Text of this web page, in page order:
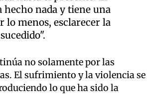
hecho nada y tiene una
lo menos, esclarecer la
no solamente por las
El sufrimiento y la violencia se
lo que ha sido la